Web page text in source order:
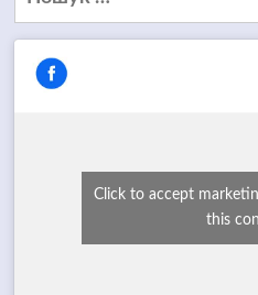
Click to accept
this